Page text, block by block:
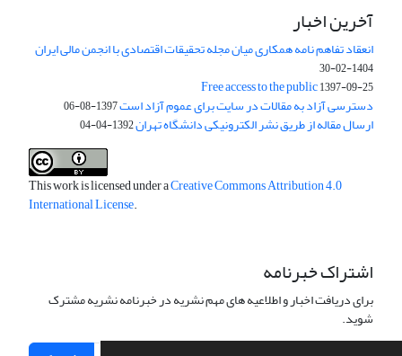
آخرین اخبار
انعقاد تفاهم نامه همکاری میان مجله تحقیقات اقتصادی با انجمن مالی ایران
1404-02-30
Free access to the public1397-09-25
دسترسی آزاد به مقالات در سایت برای عموم آزاد است1397-08-06
ارسال مقاله از طریق نشر الکترونیکی دانشگاه تهران1392-04-04
This work is licensed under aCreative Commons Attribution 4.0
International License.
اشتراک خبرنامه
برای دریافت اخبار و اطلاعیه های مهم نشریه در خبرنامه نشریه مشترک
شوید.